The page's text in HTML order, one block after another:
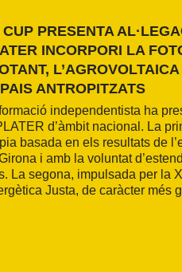
PRESENTA
INCORPORI LA
ANTROPITZATS
independentista ha
d’àmbit nacional. La
basada en els resultats de
i amb la voluntat
La segona, impulsada per la
Justa, de caràcter més